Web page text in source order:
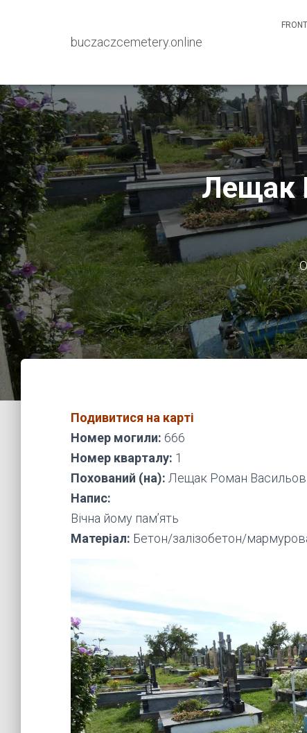
buczaczcemetery.online
Лещак
Подивитися на карті
Номер могили: 666
Номер кварталу: 1
Похований (на): Лещак Роман
Напис:
Вічна йому пам’ять
Матеріал: Бетон/залізобетон/